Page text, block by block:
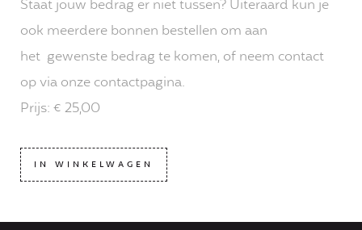
Staat jouw bedrag er niet tussen? Uiteraard kun je
ook meerdere bonnen bestellen om aan
het gewenste bedrag te komen, of neem contact
op via onze contactpagina.
Prijs: € 25,00
IN WINKELWAGEN